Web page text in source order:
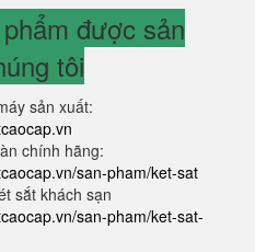
được sản
tôi
sản xuất:
chính hãng:
san-pham/ket-sat
sắt khách sạn
san-pham/ket-sat-